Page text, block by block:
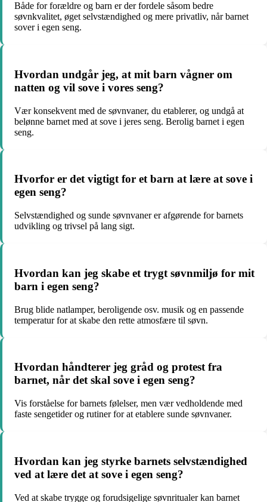
Både for forældre og barn er der fordele såsom bedre
søvnkvalitet, øget selvstændighed og mere privatliv, når barnet
sover i egen seng.
Hvordan undgår jeg, at mit barn vågner om
natten og vil sove i vores seng?
Vær konsekvent med de søvnvaner, du etablerer, og undgå at
belønne barnet med at sove i jeres seng. Berolig barnet i egen
seng.
Hvorfor er det vigtigt for et barn at lære at sove i
egen seng?
Selvstændighed og sunde søvnvaner er afgørende for barnets
udvikling og trivsel på lang sigt.
Hvordan kan jeg skabe et trygt søvnmiljø for mit
barn i egen seng?
Brug blide natlamper, beroligende osv. musik og en passende
temperatur for at skabe den rette atmosfære til søvn.
Hvordan håndterer jeg gråd og protest fra
barnet, når det skal sove i egen seng?
Vis forståelse for barnets følelser, men vær vedholdende med
faste sengetider og rutiner for at etablere sunde søvnvaner.
Hvordan kan jeg styrke barnets selvstændighed
ved at lære det at sove i egen seng?
Ved at skabe trygge og forudsigelige søvnritualer kan barnet